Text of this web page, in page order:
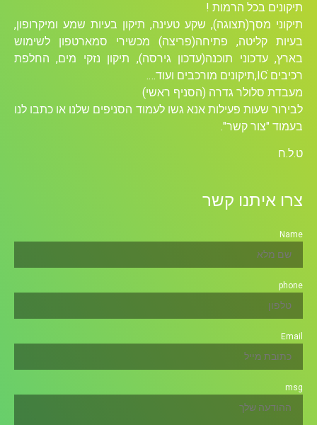
תיקונים בכל הרמות !
תיקוני מסך(תצוגה), שקע טעינה, תיקון בעיות שמע ומיקרופון,
בעיות קליטה, פתיחה(פריצה) מכשירי סמארטפון לשימוש
בארץ, עדכוני תוכנה(עדכון גירסה), תיקון נזקי מים, החלפת
רכיבים ICׁ,תיקונים מורכבים ועוד….
מעבדת סלולר גדרה (הסניף ראשי)
לבירור שעות פעילות אנא גשו לעמוד הסניפים שלנו או כתבו לנו
בעמוד "צור קשר".
ט.ל.ח
צרו איתנו קשר
Name
phone
Email
msg